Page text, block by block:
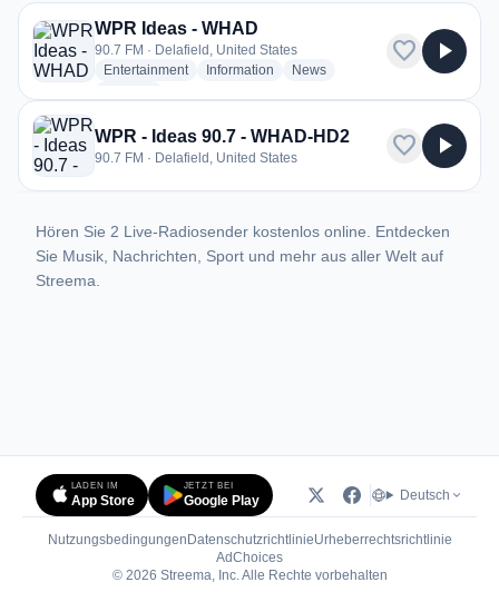
2 Radiosender aus Delafield
WPR Ideas - WHAD
90.7 FM · Delafield, United States
Entertainmentradio stations
Information radio stations
Newsradio stations
favorite play_arrow
WPR - Ideas 90.7 - WHAD-HD2
90.7 FM · Delafield, United States favorite play_arrow
Hören Sie 2 Live-Radiosender kostenlos online. Entdecken
Sie Musik, Nachrichten, Sport und mehr aus aller Welt auf
Streema.
LADEN IM
App Store
JETZT BEI
Google Play Deutsch
Nutzungsbedingungen DatenschutzrichtlinieUrheberrechtsrichtlinie
AdChoices(öffnet in neuem Tab)
© 2026 Streema, Inc. Alle Rechte vorbehalten